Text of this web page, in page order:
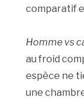
comparatif
Homme vs
au froid
espèce ne
une